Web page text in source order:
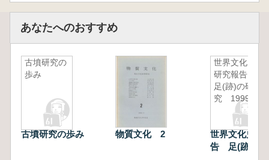
あなたへのおすすめ
古墳研究の
歩み
古墳研究の歩み 物質文化 2
世界文化史
研究報告
足(跡)の研
究 1999
世界文化史研
告 足(跡)の